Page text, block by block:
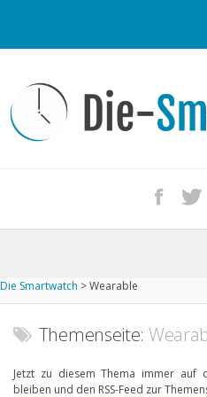
Kontakt / Tipp geben
Impressum
iPhone kaufen
Startseite
Aktuelle Smartwatches im
Die Smartwatch >Wearable
Themenseite:
Jetzt zu diesem Thema immer auf
bleiben und den RSS-Feed zur